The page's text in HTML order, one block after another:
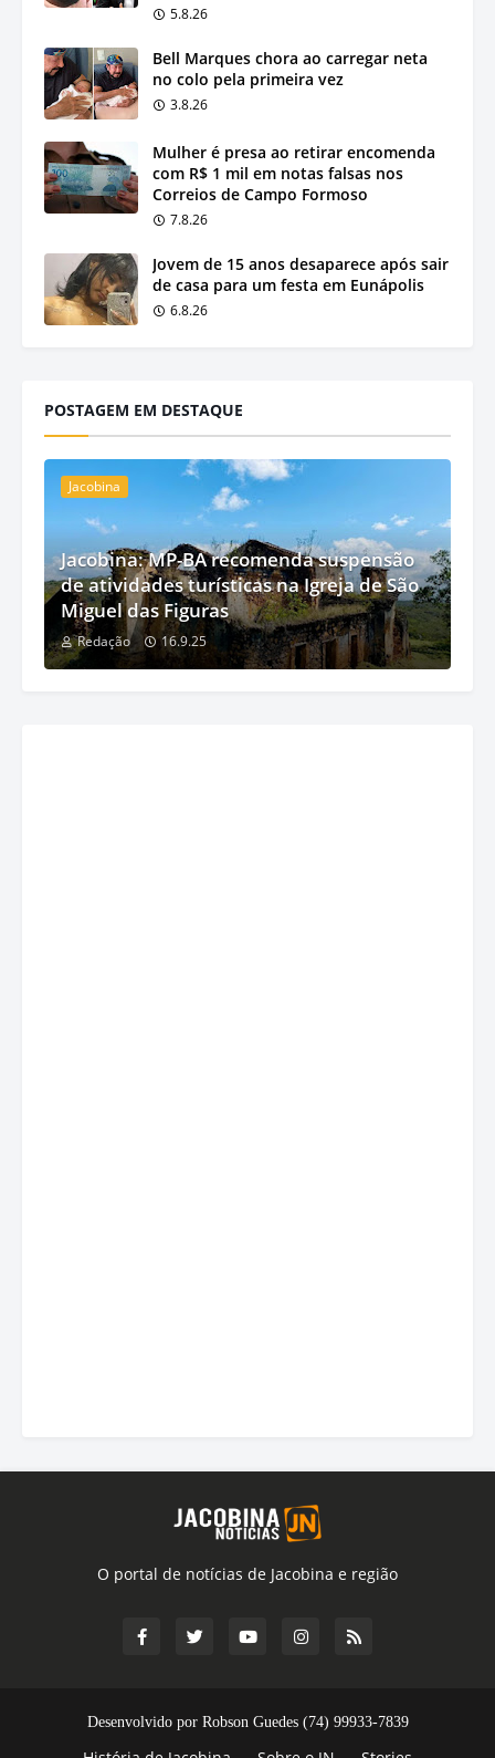
5.8.26
Bell Marques chora ao carregar neta
no colo pela primeira vez
3.8.26
Mulher é presa ao retirar encomenda
com R$ 1 mil em notas falsas nos
Correios de Campo Formoso
7.8.26
Jovem de 15 anos desaparece após sair
de casa para um festa em Eunápolis
6.8.26
POSTAGEM EM DESTAQUE
Jacobina
Jacobina: MP-BA recomenda suspensão
de atividades turísticas na Igreja de São
Miguel das Figuras
Redação 16.9.25
O portal de notícias de Jacobina e região
Desenvolvido por Robson Guedes (74) 99933-7839